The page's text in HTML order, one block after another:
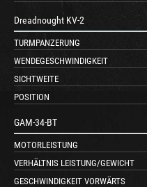
Dreadnought KV-2
TURMPANZERUNG
WENDEGESCHWINDIGKEIT
SICHTWEITE
POSITION
GAM-34-BT
MOTORLEISTUNG
VERHÄLTNIS LEISTUNG/GEWICHT
GESCHWINDIGKEIT VORWÄRTS